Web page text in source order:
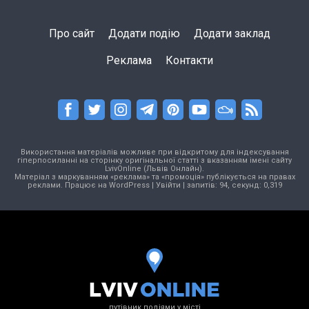
Про сайт Додати подію Додати заклад
Реклама Контакти
Використання матеріалів можливе при відкритому для індексування
гіперпосиланні на сторінку оригінальної статті з вказанням імені сайту
LvivOnline (Львів Онлайн).
Матеріал з маркуванням «реклама» та «промоція» публікується на правах
реклами. Працює на WordPress| Увійти | запитів: 94, секунд: 0,319